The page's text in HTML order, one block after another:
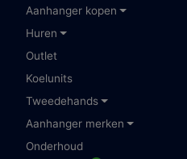
Aanhanger kopen
Huren
Outlet
Koelunits
Tweedehands
Aanhanger merken
Onderhoud